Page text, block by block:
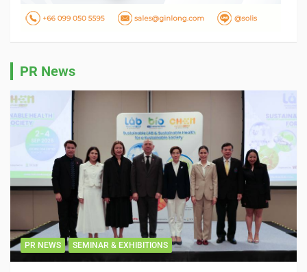
PR News
PR NEWS SEMINAR & EXHIBITIONS